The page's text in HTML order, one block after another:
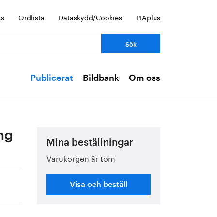
Ordlista Dataskydd/Cookies PIAplus
Publicerat Bildbank Om oss
Mina beställningar
Varukorgen är tom
Visa och beställ